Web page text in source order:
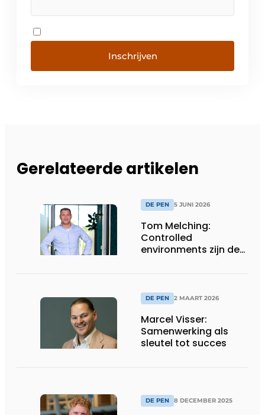
Inschrijven
Gerelateerde artikelen
DE PEN 5 JUNI 2026
Tom Melching:
Controlled
environments zijn de
DE PEN 2 MAART 2026
Marcel Visser:
Samenwerking als
sleutel tot succes
DE PEN 8 DECEMBER 2025